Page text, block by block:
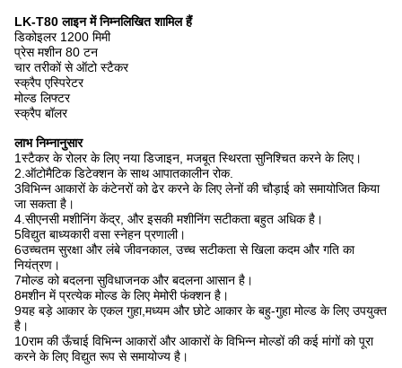
LK-T80 लाइन में निम्नलिखित शामिल हैं
डिकोइलर 1200 मिमी
प्रेस मशीन 80 टन
चार तरीकों से ऑटो स्टैकर
स्क्रैप एस्पिरेटर
मोल्ड लिफ्टर
स्क्रैप बॉलर
लाभ निम्नानुसार
1स्टैकर के रोलर के लिए नया डिजाइन, मजबूत स्थिरता सुनिश्चित करने के लिए।
2.ऑटोमैटिक डिटेक्शन के साथ आपातकालीन रोक.
3विभिन्न आकारों के कंटेनरों को ढेर करने के लिए लेनों की चौड़ाई को समायोजित किया
जा सकता है।
4.सीएनसी मशीनिंग केंद्र, और इसकी मशीनिंग सटीकता बहुत अधिक है।
5विद्युत बाध्यकारी वसा स्नेहन प्रणाली।
6उच्चतम सुरक्षा और लंबे जीवनकाल, उच्च सटीकता से खिला कदम और गति का
नियंत्रण।
7मोल्ड को बदलना सुविधाजनक और बदलना आसान है।
8मशीन में प्रत्येक मोल्ड के लिए मेमोरी फंक्शन है।
9यह बड़े आकार के एकल गुहा,मध्यम और छोटे आकार के बहु-गुहा मोल्ड के लिए उपयुक्त
है।
10राम की ऊँचाई विभिन्न आकारों और आकारों के विभिन्न मोल्डों की कई मांगों को पूरा
करने के लिए विद्युत रूप से समायोज्य है।